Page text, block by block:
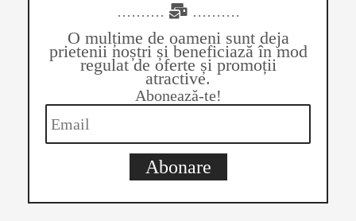
..........
..........
O mulțime de oameni sunt deja
prietenii noștri și beneficiază în mod
regulat de oferte și promoții
atractive.
Abonează-te!
Abonare